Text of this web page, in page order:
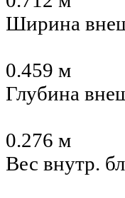
Ширина
0.459 м
Глубина
0.276 м
Вес внутр.